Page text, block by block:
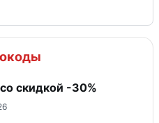
скидкой -30%